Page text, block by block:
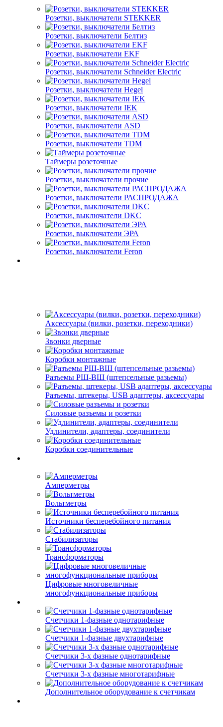
Розетки, выключатели STEKKER
Розетки, выключатели Белтиз
Розетки, выключатели EKF
Розетки, выключатели Schneider Electric
Розетки, выключатели Hegel
Розетки, выключатели IEK
Розетки, выключатели ASD
Розетки, выключатели TDM
Таймеры розеточные
Розетки, выключатели прочие
Розетки, выключатели РАСПРОДАЖА
Розетки, выключатели DKC
Розетки, выключатели ЭРА
Розетки, выключатели Feron
Аксессуары (вилки, розетки, переходники)
Звонки дверные
Коробки монтажные
Разъемы РШ-ВШ (штепсельные разьемы)
Разъемы, штекеры, USB адаптеры, аксессуары
Силовые разъемы и розетки
Удлинители, адаптеры, соединители
Коробки соединительные
Амперметры
Вольтметры
Источники бесперебойного питания
Стабилизаторы
Трансформаторы
Цифровые многовеличные
многофункциональные приборы
Счетчики 1-фазные однотарифные
Счетчики 1-фазные двухтарифные
Счетчики 3-х фазные однотарифные
Счетчики 3-х фазные многотарифные
Дополнительное оборудование к счетчикам